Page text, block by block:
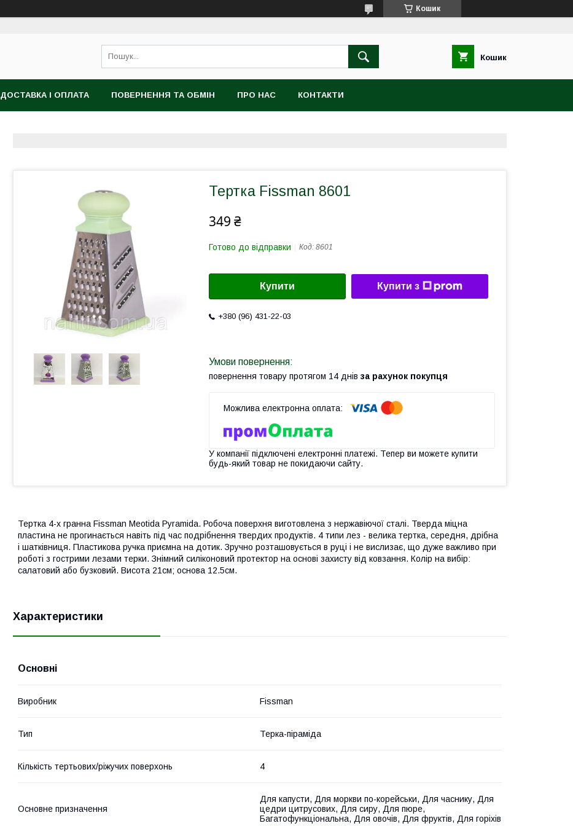
Кошик
Кошик
ДОСТАВКА І ОПЛАТА ПОВЕРНЕННЯ ТА ОБМІН ПРО НАС КОНТАКТИ
Тертка Fissman 8601
349 ₴
Готово до відправки Код: 8601
Купити Купити з
+380 (96) 431-22-03
повернення товару протягом 14 днів за рахунок покупця
У компанії підключені електронні платежі. Тепер ви можете купити
будь-який товар не покидаючи сайту.
Тертка 4-х гранна Fissman Meotida Pyramida. Робоча поверхня виготовлена ​​з нержавіючої сталі. Тверда міцна
пластина не прогинається навіть під час подрібнення твердих продуктів. 4 типи лез - велика тертка, середня, дрібна
і шатківниця. Пластикова ручка приємна на дотик. Зручно розташовується в руці і не вислизає, що дуже важливо при
роботі з гострими лезами терки. Знімний силіконовий протектор на основі захисту від ковзання. Колір на вибір:
салатовий або бузковий. Висота 21см; основа 12.5см.
Характеристики
Основні
Виробник Fissman
Тип Терка-піраміда
Кількість тертьових/ріжучих поверхонь 4
Основне призначення
Для капусти, Для моркви по-корейськи, Для часнику, Для
цедри цитрусових, Для сиру, Для пюре,
Багатофункціональна, Для овочів, Для фруктів, Для горіхів